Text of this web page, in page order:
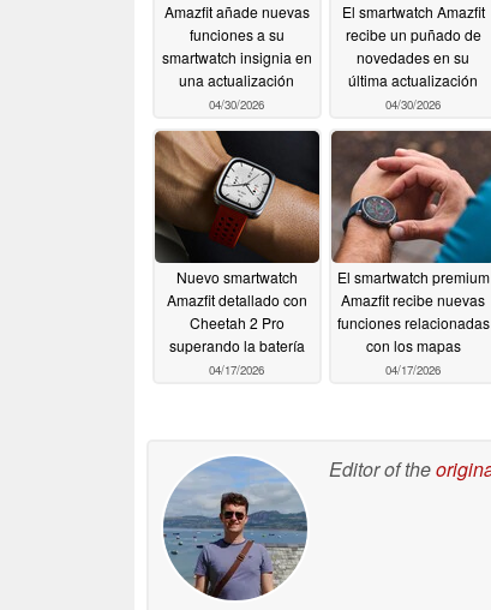
Amazfit añade nuevas
funciones a su
smartwatch insignia en
una actualización
04/30/2026
El smartwatch Amazfit
recibe un puñado de
novedades en su
última actualización
04/30/2026
Nuevo smartwatch
Amazfit detallado con
Cheetah 2 Pro
superando la batería
04/17/2026
El smartwatch premium
Amazfit recibe nuevas
funciones relacionadas
con los mapas
04/17/2026
Editor of the